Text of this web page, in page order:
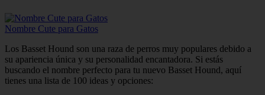
Nombre Cute para Gatos
Los Basset Hound son una raza de perros muy populares debido a
su apariencia única y su personalidad encantadora. Si estás
buscando el nombre perfecto para tu nuevo Basset Hound, aquí
tienes una lista de 100 ideas y opciones: